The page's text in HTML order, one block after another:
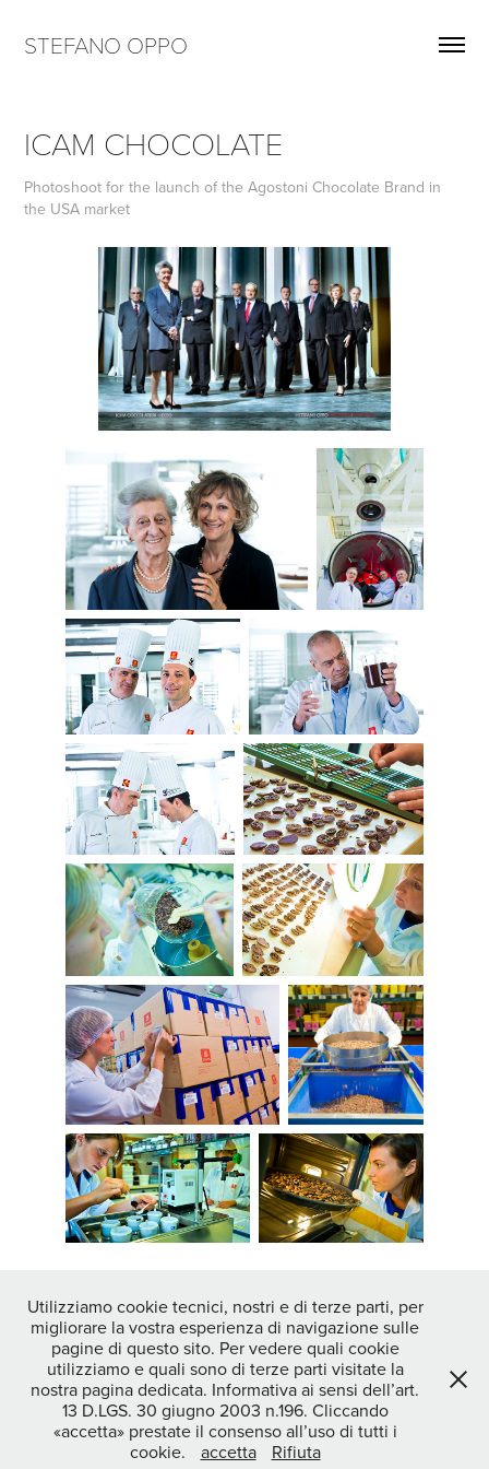
STEFANO OPPO
ICAM CHOCOLATE
Photoshoot for the launch of the Agostoni Chocolate Brand in
the USA market
↑ Back to Top
STEFANO OPPO photographer|video maker - DOC CREATIVITY
MILANO SOC COOP - c.f./p.iva 04464170234 COD.SDI - SUBM70N
Copyright © STEFANO OPPO 2025 All rights reserved
Utilizziamo cookie tecnici, nostri e di terze parti, per
migliorare la vostra esperienza di navigazione sulle
pagine di questo sito. Per vedere quali cookie
utilizziamo e quali sono di terze parti visitate la
nostra pagina dedicata. Informativa ai sensi dell’art.
13 D.LGS. 30 giugno 2003 n.196. Cliccando
«accetta» prestate il consenso all’uso di tutti i
cookie.
accetta Rifiuta